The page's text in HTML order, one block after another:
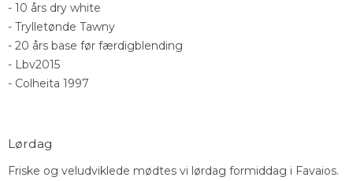
- 10 års dry white
- Trylletønde Tawny
- 20 års base før færdigblending
- Lbv2015
- Colheita 1997
Lørdag
Friske og veludviklede mødtes vi lørdag formiddag i Favaios.